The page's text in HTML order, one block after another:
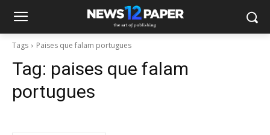
Tags Paises que falam portugues
Tag: paises que falam
portugues